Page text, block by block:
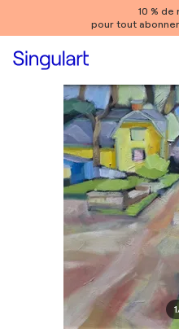
10 %
pour tout
1